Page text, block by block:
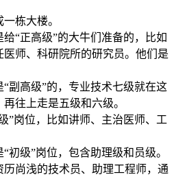
栋大楼。
给“正高级”的大牛们准备的，比如
师、科研院所的研究员。他们是
“副高级”的，专业技术七级就在这
往上走是五级和六级。
”岗位，比如讲师、主治医师、工
“初级”岗位，包含助理级和员级。
尚浅的技术员、助理工程师，通